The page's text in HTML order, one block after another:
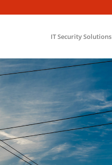
IT Security Solutions